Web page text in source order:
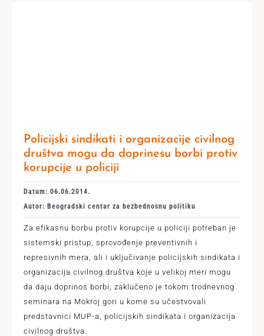
Policijski sindikati i organizacije civilnog
društva mogu da doprinesu borbi protiv
korupcije u policiji
Datum: 06.06.2014.
Autor: Beogradski centar za bezbednosnu politiku
Za efikasnu borbu protiv korupcije u policiji potreban je
sistemski pristup, sprovođenje preventivnih i
represivnih mera, ali i uključivanje policijskih sindikata i
organizacija civilnog društva koje u velikoj meri mogu
da daju doprinos borbi, zaklučeno je tokom trodnevnog
seminara na Mokroj gori u kome su učestvovali
predstavnici MUP-a, policijskih sindikata i organizacija
civilnog društva.